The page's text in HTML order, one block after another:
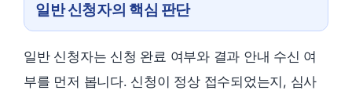
일반 신청자의 핵심 판단
일반 신청자는 신청 완료 여부와 결과 안내 수신 여
부를 먼저 봅니다. 신청이 정상 접수되었는지, 심사